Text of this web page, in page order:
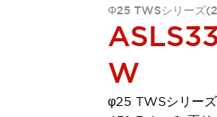
インダストリアルコンポーネンツ
端子台 電源機器
サーキットプロテクタLED照明
プログラマブル表示器
Φ25 TWSシリーズ
W
φ25 TWSシリー